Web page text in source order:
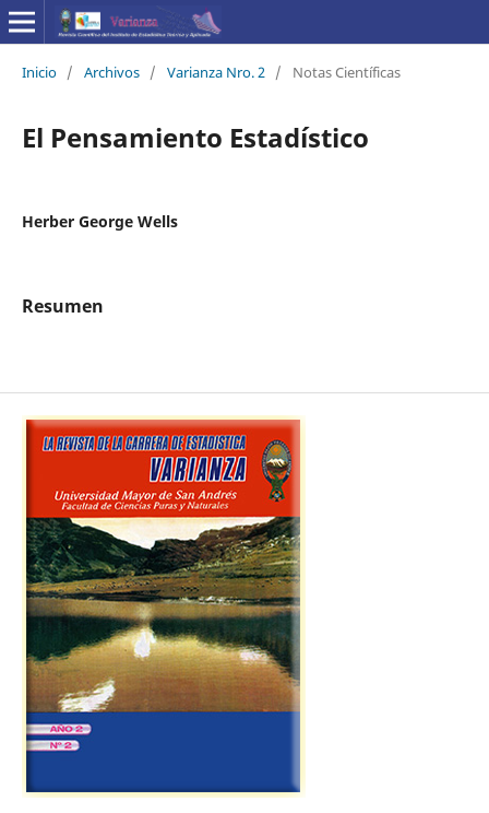
Inicio / Archivos / Varianza Nro. 2 / Notas Científicas
El Pensamiento Estadístico
Herber George Wells
Resumen